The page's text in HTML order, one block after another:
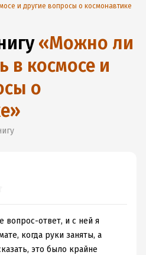
и другие вопросы о космонавтике
«Можно ли
в космосе и
о
»
вопрос-ответ, и с ней я
когда руки заняты, а
это было крайне